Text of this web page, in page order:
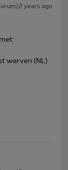
years ago
werven (NL)